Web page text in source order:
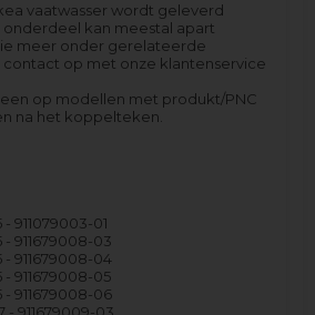
vaatwasser wordt geleverd
kan meestal apart
meer onder gerelateerde
op met onze klantenservice
op modellen met produkt/PNC
na het koppelteken.
- 911079003-01
- 911679008-03
- 911679008-04
- 911679008-05
- 911679008-06